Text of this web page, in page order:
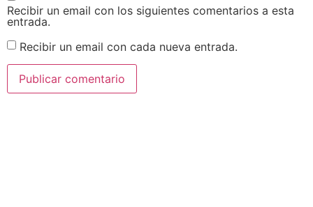
Recibir un email con los siguientes comentarios a esta
entrada.
Recibir un email con cada nueva entrada.